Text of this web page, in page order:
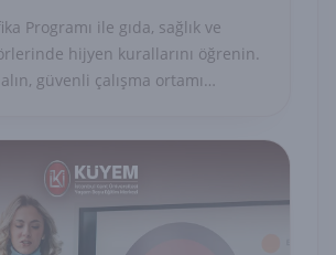
Programı ile gıda, sağlık ve
hijyen kurallarını öğrenin.
güvenli çalışma ortamı